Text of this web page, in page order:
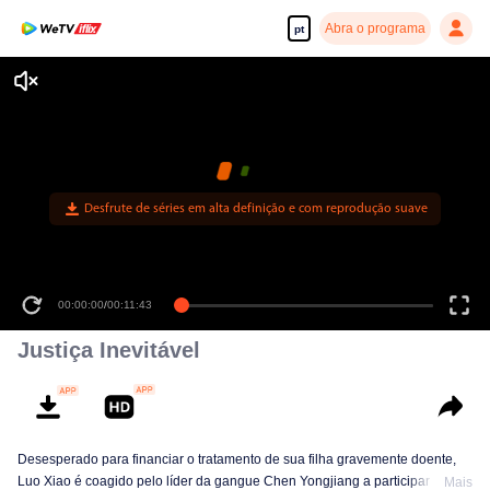
pt Abra o programa
Desfrute de séries em alta definição e com reprodução suave
00:00:00/00:11:43
Justiça Inevitável
Desesperado para financiar o tratamento de sua filha gravemente doente,
Luo Xiao é coagido pelo líder da gangue Chen Yongjiang a participar de um
Mais